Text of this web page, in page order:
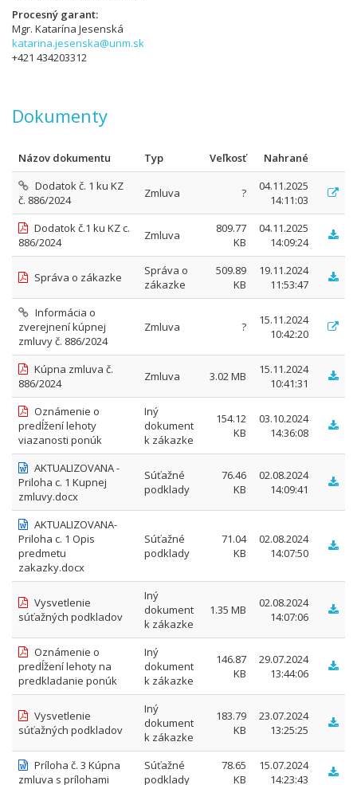
Procesný garant
Mgr. Katarína Jesenská
katarina.jesenska@unm.sk
+421 434203312
Dokumenty
Názov dokumentu Typ Veľkosť
Nahrané
Dodatok č. 1 ku KZ
č. 886/2024
Zmluva ?
04.11.2025
14:11:03
Dodatok č.1 ku KZ c.
886/2024
Zmluva
809.77
KB
04.11.2025
14:09:24
Správa o zákazke
Správa o
zákazke
509.89
KB
19.11.2024
11:53:47
Informácia o
zverejnení kúpnej
zmluvy č. 886/2024
Zmluva ?
15.11.2024
10:42:20
Kúpna zmluva č.
886/2024
Zmluva 3.02 MB
15.11.2024
10:41:31
Oznámenie o
predĺžení lehoty
viazanosti ponúk
Iný
dokument
k zákazke
154.12
KB
03.10.2024
14:36:08
AKTUALIZOVANA -
Priloha c. 1 Kupnej
zmluvy.docx
Súťažné
podklady
76.46
KB
02.08.2024
14:09:41
AKTUALIZOVANA-
Priloha c. 1 Opis
predmetu
zakazky.docx
Súťažné
podklady
71.04
KB
02.08.2024
14:07:50
Vysvetlenie
súťažných podkladov
Iný
dokument
k zákazke
1.35 MB
02.08.2024
14:07:06
Oznámenie o
predĺžení lehoty na
predkladanie ponúk
Iný
dokument
k zákazke
146.87
KB
29.07.2024
13:44:06
Vysvetlenie
súťažných podkladov
Iný
dokument
k zákazke
183.79
KB
23.07.2024
13:25:25
Príloha č. 3 Kúpna
zmluva s prílohami
Súťažné
podklady
78.65
KB
15.07.2024
14:23:43